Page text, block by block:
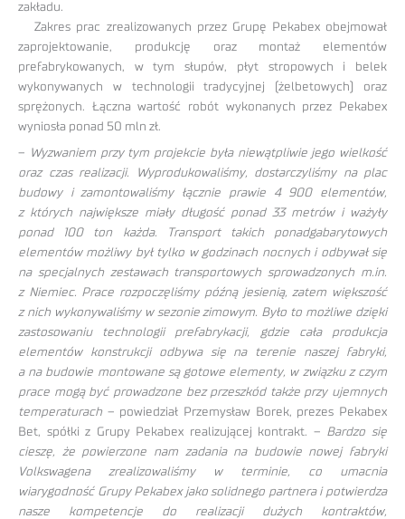
zakładu.
Zakres prac zrealizowanych przez Grupę Pekabex obejmował
zaprojektowanie, produkcję oraz montaż elementów
prefabrykowanych, w tym słupów, płyt stropowych i belek
wykonywanych w technologii tradycyjnej (żelbetowych) oraz
sprężonych. Łączna wartość robót wykonanych przez Pekabex
wyniosła ponad 50 mln zł.
–
Wyzwaniem przy tym projekcie była niewątpliwie jego wielkość
oraz czas realizacji. Wyprodukowaliśmy, dostarczyliśmy na plac
budowy i zamontowaliśmy łącznie prawie 4 900 elementów,
z których największe miały długość ponad 33 metrów i ważyły
ponad 100 ton każda. Transport takich ponadgabarytowych
elementów możliwy był tylko w godzinach nocnych i odbywał się
na specjalnych zestawach transportowych sprowadzonych m.in.
z Niemiec. Prace rozpoczęliśmy późną jesienią, zatem większość
z nich wykonywaliśmy w sezonie zimowym. Było to możliwe dzięki
zastosowaniu technologii prefabrykacji, gdzie cała produkcja
elementów konstrukcji odbywa się na terenie naszej fabryki,
a na budowie montowane są gotowe elementy, w związku z czym
prace mogą być prowadzone bez przeszkód także przy ujemnych
temperaturach – powiedział Przemysław Borek, prezes Pekabex
Bet, spółki z Grupy Pekabex realizującej kontrakt. – Bardzo się
cieszę, że powierzone nam zadania na budowie nowej fabryki
Volkswagena zrealizowaliśmy w terminie, co umacnia
wiarygodność Grupy Pekabex jako solidnego partnera i potwierdza
nasze kompetencje do realizacji dużych kontraktów,